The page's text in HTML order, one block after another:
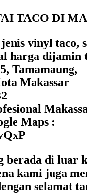
TACO DI
vinyl taco,
harga dijamin
Tamamaung,
Makassar
Maps :
berada di
kami juga
selamat